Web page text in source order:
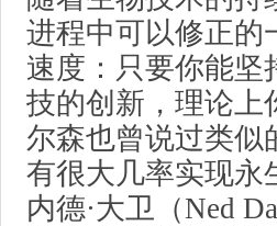
进程中可以修正的
速度：只要你能坚
技的创新，理论上
尔森也曾说过类似
有很大几率实现永
内德·大卫（Ned